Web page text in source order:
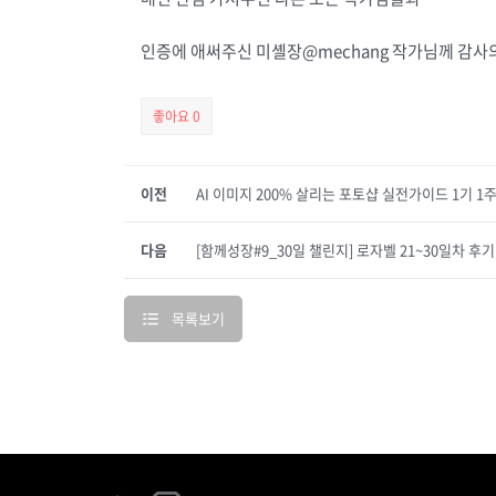
인증에 애써주신 미셸장@mechang작가님께 감사
좋아요0
이전 AI 이미지 200% 살리는 포토샵 실전가이드 1기 1
[함께성장#9_30일 챌린지] 로자벨 21~30일차 후
다음
목록보기